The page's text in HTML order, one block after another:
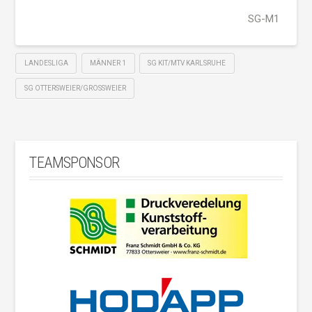
SG-M1
LANDESLIGA MÄNNER 1 SG KIT/MTV KARLSRUHE
SG OTTERSWEIER/GROSSWEIER
TEAMSPONSOR